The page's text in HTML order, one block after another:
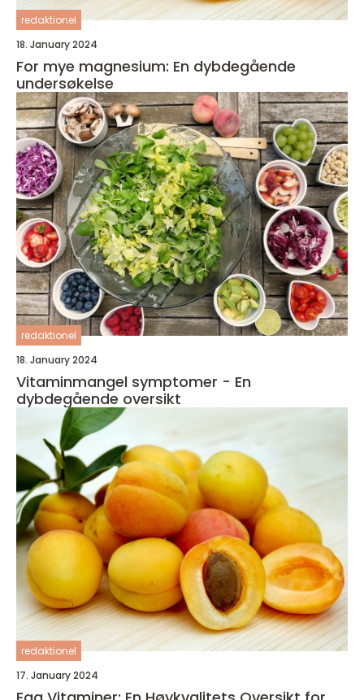
redaktionel
18. January 2024
For mye magnesium: En dybdegående
undersøkelse
redaktionel
18. January 2024
Vitaminmangel symptomer - En
dybdegående oversikt
redaktionel
17. January 2024